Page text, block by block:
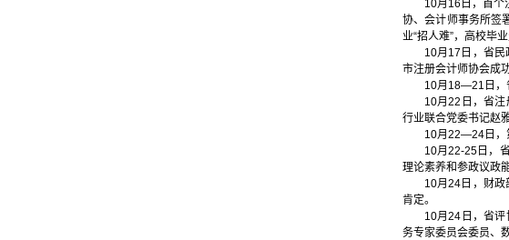
10月16日，首个
协、会计师事务所签
业“招人难”，高校毕
10月17日，省民
市注册会计师协会成
10月18—21日，
10月22日，省
行业联合党委书记赵
10月22—24日，
10月22-25日，
理论素养和参政议政能
10月24日，财政
肯定。
10月24日，省
务专家委员会委员、